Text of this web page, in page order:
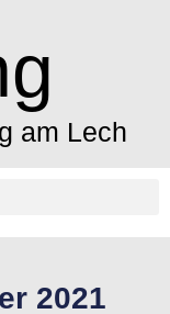
am Lech
2021